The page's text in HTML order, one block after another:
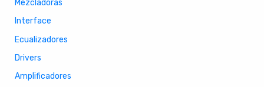
Mezcladoras
Interface
Ecualizadores
Drivers
Amplificadores